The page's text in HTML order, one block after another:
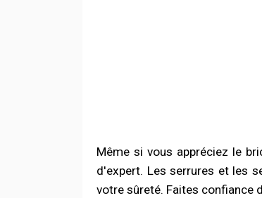
Même si vous appréciez le
d'expert. Les serrures et les
votre sûreté. Faites confiance